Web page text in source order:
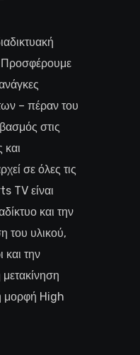
Προσφέρουμε
– πέραν του
στις
και
σε όλες τις
TV είναι
και την
του υλικού,
και την
μορφή High